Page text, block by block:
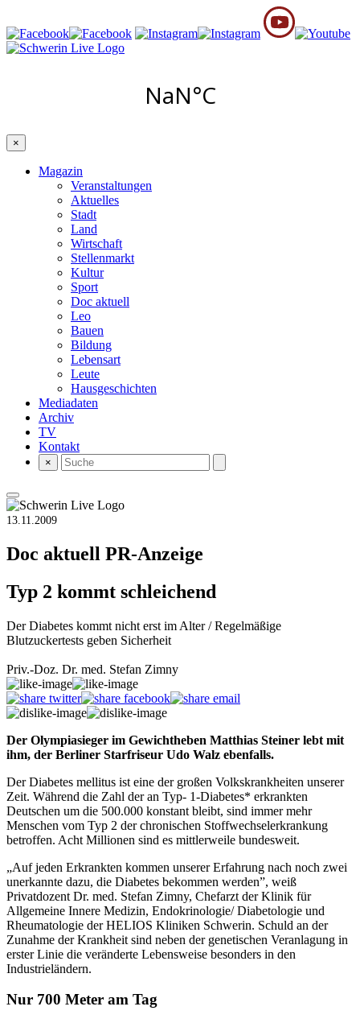
×
Magazin
Veranstaltungen
Aktuelles
Stadt
Land
Wirtschaft
Stellenmarkt
Kultur
Sport
Doc aktuell
Leo
Bauen
Bildung
Lebensart
Leute
Hausgeschichten
Mediadaten
Archiv
TV
Kontakt
×
13.11.2009
Doc aktuell PR-Anzeige
Typ 2 kommt schleichend
Der Diabetes kommt nicht erst im Alter / Regelmäßige
Blutzuckertests geben Sicherheit
Priv.-Doz. Dr. med. Stefan Zimny
Der Olympiasieger im Gewichtheben Matthias Steiner lebt mit
ihm, der Berliner Starfriseur Udo Walz ebenfalls.
Der Diabetes mellitus ist eine der großen Volkskrankheiten unserer
Zeit. Während die Zahl der an Typ- 1-Diabetes* erkrankten
Deutschen um die 500.000 konstant bleibt, sind immer mehr
Menschen vom Typ 2 der chronischen Stoffwechselerkrankung
betroffen. Acht Millionen sind es mittlerweile bundesweit.
„Auf jeden Erkrankten kommen unserer Erfahrung nach noch zwei
unerkannte dazu, die Diabetes bekommen werden”, weiß
Privatdozent Dr. med. Stefan Zimny, Chefarzt der Klinik für
Allgemeine Innere Medizin, Endokrinologie/ Diabetologie und
Rheumatologie der HELIOS Kliniken Schwerin. Schuld an der
Zunahme der Krankheit sind neben der genetischen Veranlagung in
erster Linie die veränderte Lebensweise besonders in den
Industrieländern.
Nur 700 Meter am Tag